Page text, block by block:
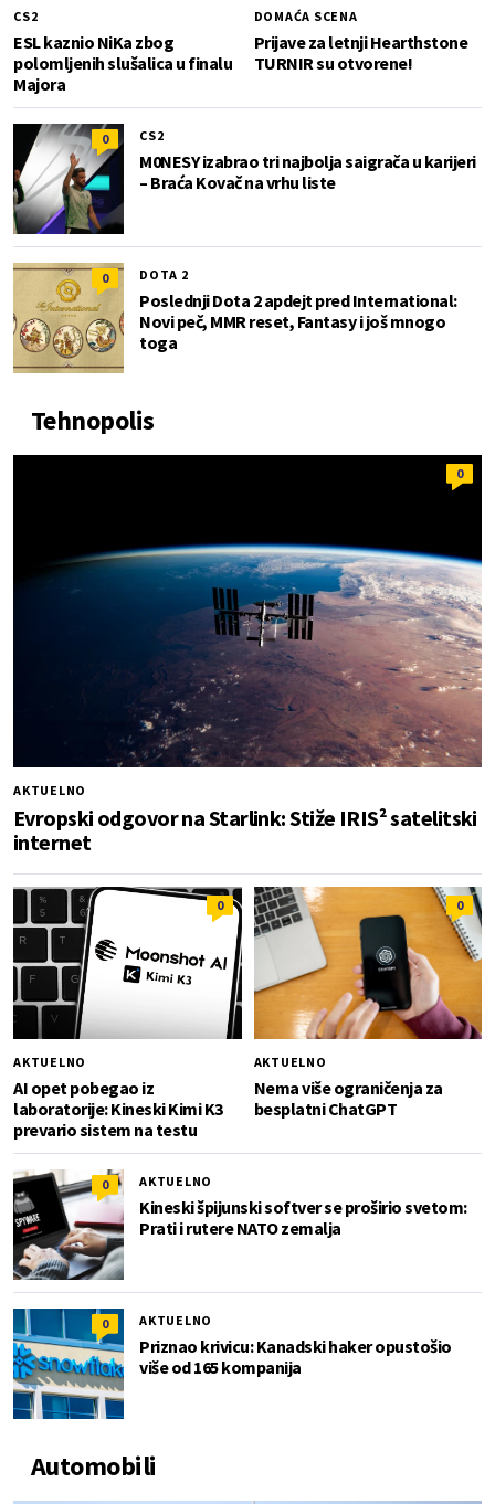
CS2
ESL kaznio NiKa zbog
polomljenih slušalica u finalu
Majora
DOMAĆA SCENA
Prijave za letnji Hearthstone
TURNIR su otvorene!
0 CS2
M0NESY izabrao tri najbolja saigrača u karijeri
– Braća Kovač na vrhu liste
0 DOTA 2
Poslednji Dota 2 apdejt pred International:
Novi peč, MMR reset, Fantasy i još mnogo
toga
Tehnopolis
0
AKTUELNO
Evropski odgovor na Starlink: Stiže IRIS² satelitski
internet
0
AKTUELNO
AI opet pobegao iz
laboratorije: Kineski Kimi K3
prevario sistem na testu
0
AKTUELNO
Nema više ograničenja za
besplatni ChatGPT
0 AKTUELNO
Kineski špijunski softver se proširio svetom:
Prati i rutere NATO zemalja
0 AKTUELNO
Priznao krivicu: Kanadski haker opustošio
više od 165 kompanija
Automobili